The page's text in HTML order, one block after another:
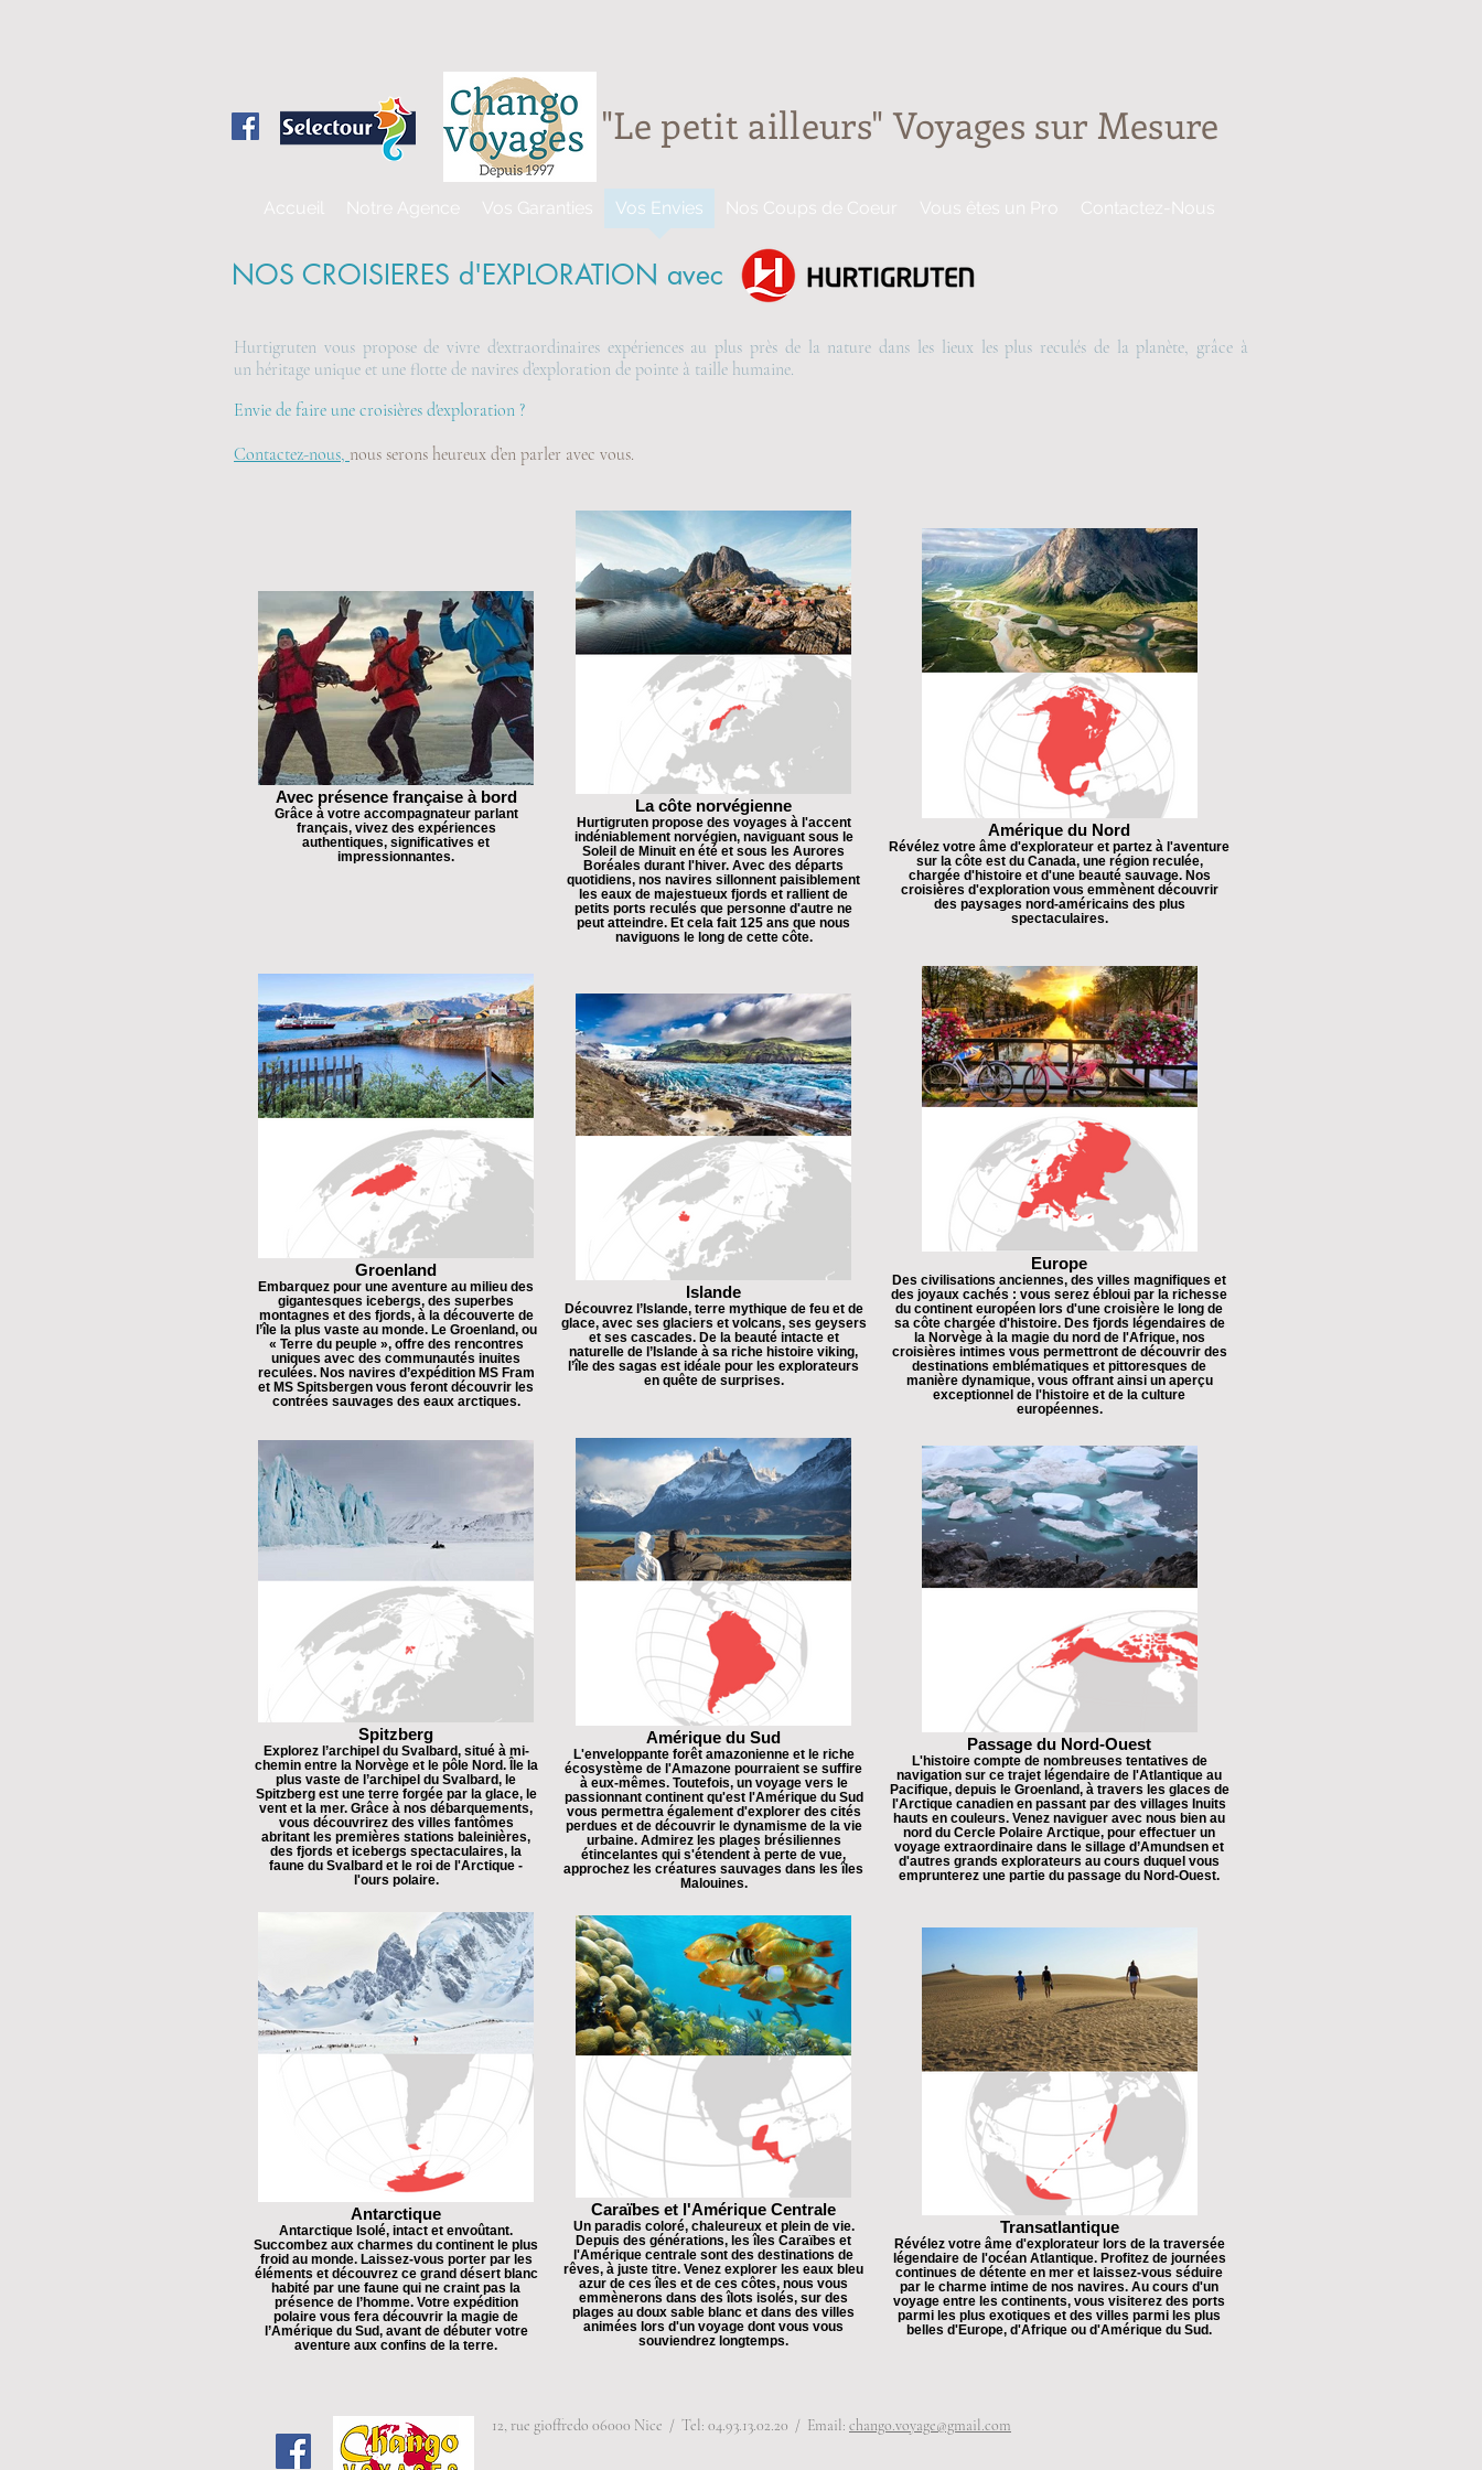
"Le petit ailleurs" Voyages sur Mesure
Accueil Notre Agence Vos Garanties Vos Envies Nos Coups de Coeur Vous êtes un Pro Contactez-Nous
NOS CROISIERES d'EXPLORATION avec
Avec présence française à bord
Grâce à votre accompagnateur parlant
français, vivez des expériences
authentiques, significatives et
impressionnantes.
La côte norvégienne
Hurtigruten propose des voyages à l'accent
indéniablement norvégien, naviguant sous le
Soleil de Minuit en été et sous les Aurores
Boréales durant l'hiver. Avec des départs
quotidiens, nos navires sillonnent paisiblement
les eaux de majestueux fjords et rallient de
petits ports reculés que personne d'autre ne
peut atteindre. Et cela fait 125 ans que nous
naviguons le long de cette côte.
Amérique du Nord
Révélez votre âme d'explorateur et partez à l'aventure
sur la côte est du Canada, une région reculée,
chargée d'histoire et d'une beauté sauvage. Nos
croisières d'exploration vous emmènent découvrir
des paysages nord-américains des plus
spectaculaires.
Groenland
Embarquez pour une aventure au milieu des
gigantesques icebergs, des superbes
montagnes et des fjords, à la découverte de
l’île la plus vaste au monde. Le Groenland, ou
« Terre du peuple », offre des rencontres
uniques avec des communautés inuites
reculées. Nos navires d’expédition MS Fram
et MS Spitsbergen vous feront découvrir les
contrées sauvages des eaux arctiques.
Islande
Découvrez l’Islande, terre mythique de feu et de
glace, avec ses glaciers et volcans, ses geysers
et ses cascades. De la beauté intacte et
naturelle de l’Islande à sa riche histoire viking,
l’île des sagas est idéale pour les explorateurs
en quête de surprises.
Europe
Des civilisations anciennes, des villes magnifiques et
des joyaux cachés : vous serez ébloui par la richesse
du continent européen lors d'une croisière le long de
sa côte chargée d'histoire. Des fjords légendaires de
la Norvège à la magie du nord de l'Afrique, nos
croisières intimes vous permettront de découvrir des
destinations emblématiques et pittoresques de
manière dynamique, vous offrant ainsi un aperçu
exceptionnel de l'histoire et de la culture
européennes.
Spitzberg
Explorez l’archipel du Svalbard, situé à mi-
chemin entre la Norvège et le pôle Nord. Île la
plus vaste de l’archipel du Svalbard, le
Spitzberg est une terre forgée par la glace, le
vent et la mer. Grâce à nos débarquements,
vous découvrirez des villes fantômes
abritant les premières stations baleinières,
des fjords et icebergs spectaculaires, la
faune du Svalbard et le roi de l'Arctique -
l'ours polaire.
Amérique du Sud
L'enveloppante forêt amazonienne et le riche
écosystème de l'Amazone pourraient se suffire
à eux-mêmes. Toutefois, un voyage vers le
passionnant continent qu'est l'Amérique du Sud
vous permettra également d'explorer des cités
perdues et de découvrir le dynamisme de la vie
urbaine. Admirez les plages brésiliennes
étincelantes qui s'étendent à perte de vue,
approchez les créatures sauvages dans les îles
Malouines.
Passage du Nord-Ouest
L'histoire compte de nombreuses tentatives de
navigation sur ce trajet légendaire de l'Atlantique au
Pacifique, depuis le Groenland, à travers les glaces de
l'Arctique canadien en passant par des villages Inuits
hauts en couleurs. Venez naviguer avec nous bien au
nord du Cercle Polaire Arctique, pour effectuer un
voyage extraordinaire dans le sillage d’Amundsen et
d'autres grands explorateurs au cours duquel vous
emprunterez une partie du passage du Nord-Ouest.
Antarctique
Antarctique Isolé, intact et envoûtant.
Succombez aux charmes du continent le plus
froid au monde. Laissez-vous porter par les
éléments et découvrez ce grand désert blanc
habité par une faune qui ne craint pas la
présence de l’homme. Votre expédition
polaire vous fera découvrir la magie de
l’Amérique du Sud, avant de débuter votre
aventure aux confins de la terre.
Caraïbes et l'Amérique Centrale
Un paradis coloré, chaleureux et plein de vie.
Depuis des générations, les îles Caraïbes et
l'Amérique centrale sont des destinations de
rêves, à juste titre. Venez explorer les eaux bleu
azur de ces îles et de ces côtes, nous vous
emmènerons dans des îlots isolés, sur des
plages au doux sable blanc et dans des villes
animées lors d'un voyage dont vous vous
souviendrez longtemps.
Transatlantique
Révélez votre âme d'explorateur lors de la traversée
légendaire de l'océan Atlantique. Profitez de journées
continues de détente en mer et laissez-vous séduire
par le charme intime de nos navires. Au cours d'un
voyage entre les continents, vous visiterez des ports
parmi les plus exotiques et des villes parmi les plus
belles d'Europe, d'Afrique ou d'Amérique du Sud.
Hurtigruten vous propose de vivre d'extraordinaires expériences au plus près de la nature dans les lieux les plus reculés de la planète, grâce à
un héritage unique et une flotte de navires d’exploration de pointe à taille humaine.
Envie de faire une croisières d'exploration ?
Contactez-nous, nous serons heureux d’en parler avec vous.
12, rue gioffredo 06000 Nice / Tel: 04.93.13.02.20 / Email: chango.voyage@gmail.com